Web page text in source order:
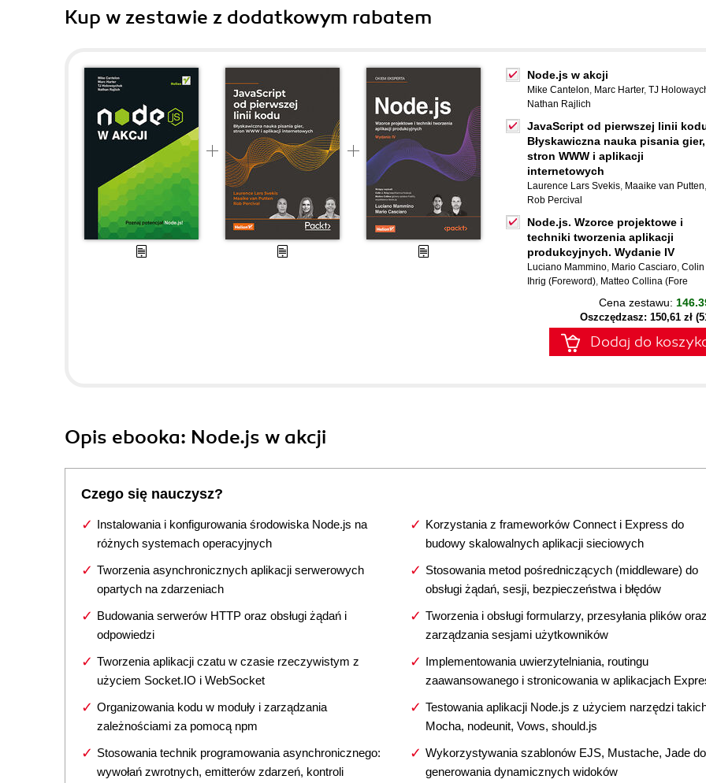
Kup w zestawie z dodatkowym rabatem
Node.js w akcji
Mike Cantelon, Marc Harter, TJ
Nathan Rajlich
JavaScript od pierwszej linii
Błyskawiczna nauka pisania gier,
stron WWW i aplikacji
internetowych
Laurence Lars Svekis, Maaike van Putten,
Rob Percival
Node.js. Wzorce projektowe i
techniki tworzenia aplikacji
produkcyjnych. Wydanie IV
Luciano Mammino, Mario Casciaro, Colin
Ihrig (Foreword), Matteo Collina (Fore
Cena zestawu:
Oszczędzasz: 150,61 zł
Dodaj do
Opis ebooka: Node.js w akcji
Czego się nauczysz?
Instalowania i konfigurowania środowiska Node.js na
różnych systemach operacyjnych
Tworzenia asynchronicznych aplikacji serwerowych
opartych na zdarzeniach
Budowania serwerów HTTP oraz obsługi żądań i
odpowiedzi
Tworzenia aplikacji czatu w czasie rzeczywistym z
użyciem Socket.IO i WebSocket
Organizowania kodu w moduły i zarządzania
zależnościami za pomocą npm
Stosowania technik programowania asynchronicznego:
wywołań zwrotnych, emitterów zdarzeń, kontroli
Korzystania z frameworków Connect i Express do
budowy skalowalnych aplikacji sieciowych
Stosowania metod pośredniczących (middleware) do
obsługi żądań, sesji, bezpieczeństwa i błędów
Tworzenia i obsługi formularzy, przesyłania plików
zarządzania sesjami użytkowników
Implementowania uwierzytelniania, routingu
zaawansowanego i stronicowania w aplikacjach
Testowania aplikacji Node.js z użyciem narzędzi
Mocha, nodeunit, Vows, should.js
Wykorzystywania szablonów EJS, Mustache, Jade do
generowania dynamicznych widoków